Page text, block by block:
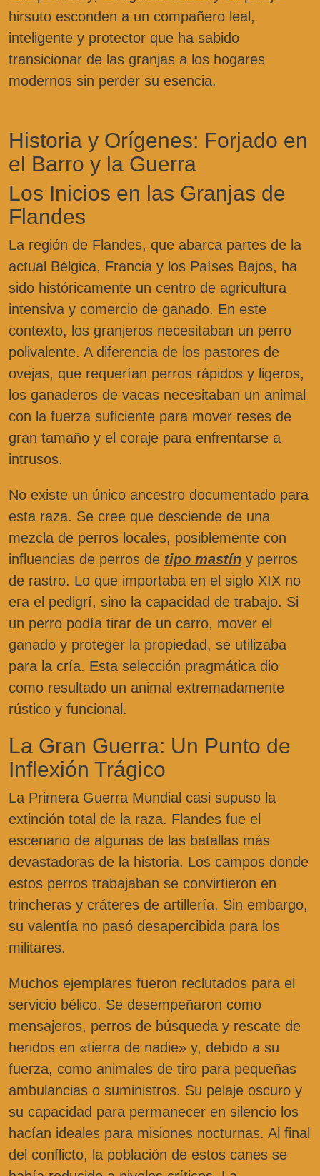
hirsuto esconden a un compañero leal,
inteligente y protector que ha sabido
transicionar de las granjas a los hogares
modernos sin perder su esencia.
Historia y Orígenes: Forjado en
el Barro y la Guerra
Los Inicios en las Granjas de
Flandes
La región de Flandes, que abarca partes de la
actual Bélgica, Francia y los Países Bajos, ha
sido históricamente un centro de agricultura
intensiva y comercio de ganado. En este
contexto, los granjeros necesitaban un perro
polivalente. A diferencia de los pastores de
ovejas, que requerían perros rápidos y ligeros,
los ganaderos de vacas necesitaban un animal
con la fuerza suficiente para mover reses de
gran tamaño y el coraje para enfrentarse a
intrusos.
No existe un único ancestro documentado para
esta raza. Se cree que desciende de una
mezcla de perros locales, posiblemente con
influencias de perros de tipo mastín y perros
de rastro. Lo que importaba en el siglo XIX no
era el pedigrí, sino la capacidad de trabajo. Si
un perro podía tirar de un carro, mover el
ganado y proteger la propiedad, se utilizaba
para la cría. Esta selección pragmática dio
como resultado un animal extremadamente
rústico y funcional.
La Gran Guerra: Un Punto de
Inflexión Trágico
La Primera Guerra Mundial casi supuso la
extinción total de la raza. Flandes fue el
escenario de algunas de las batallas más
devastadoras de la historia. Los campos donde
estos perros trabajaban se convirtieron en
trincheras y cráteres de artillería. Sin embargo,
su valentía no pasó desapercibida para los
militares.
Muchos ejemplares fueron reclutados para el
servicio bélico. Se desempeñaron como
mensajeros, perros de búsqueda y rescate de
heridos en «tierra de nadie» y, debido a su
fuerza, como animales de tiro para pequeñas
ambulancias o suministros. Su pelaje oscuro y
su capacidad para permanecer en silencio los
hacían ideales para misiones nocturnas. Al final
del conflicto, la población de estos canes se